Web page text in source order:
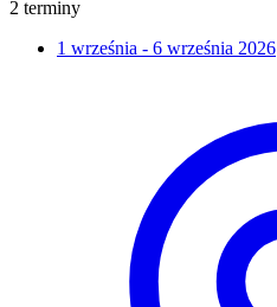
2 terminy
1 września - 6 września 2026